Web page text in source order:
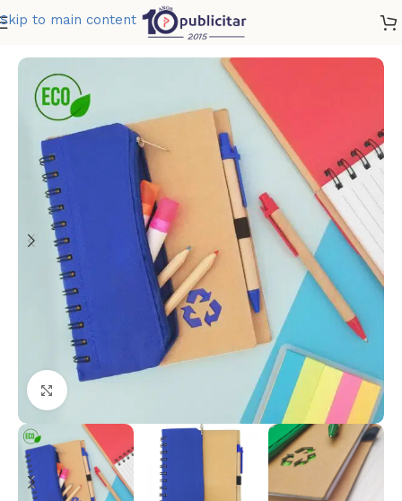
Skip to main content
CUADERNO CARTUCHERA
Clic para ampliar